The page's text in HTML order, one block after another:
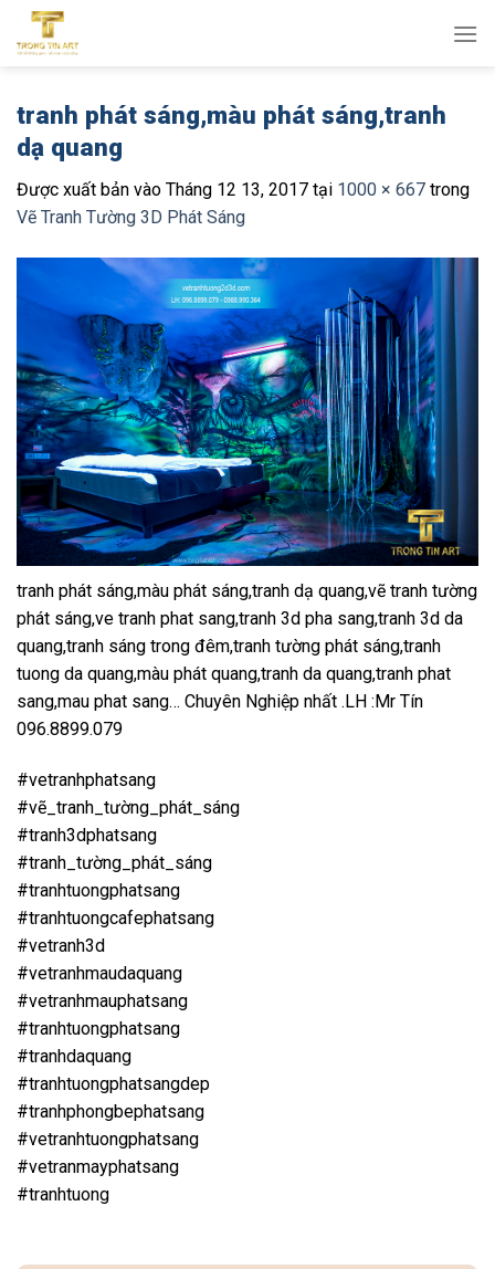
qua
tranh phát sáng,màu phát sáng,tranh
dạ quang
Được xuất bản vào Tháng 12 13, 2017 tại 1000 × 667 trong
Vẽ Tranh Tường 3D Phát Sáng
tranh phát sáng,màu phát sáng,tranh dạ quang,vẽ tranh tường
phát sáng,ve tranh phat sang,tranh 3d pha sang,tranh 3d da
quang,tranh sáng trong đêm,tranh tường phát sáng,tranh
tuong da quang,màu phát quang,tranh da quang,tranh phat
sang,mau phat sang… Chuyên Nghiệp nhất .LH :Mr Tín
096.8899.079
#vetranhphatsang
#vẽ_tranh_tường_phát_sáng
#tranh3dphatsang
#tranh_tường_phát_sáng
#tranhtuongphatsang
#tranhtuongcafephatsang
#vetranh3d
#vetranhmaudaquang
#vetranhmauphatsang
#tranhtuongphatsang
#tranhdaquang
#tranhtuongphatsangdep
#tranhphongbephatsang
#vetranhtuongphatsang
#vetranmayphatsang
#tranhtuong